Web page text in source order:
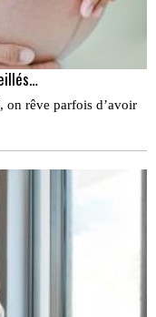
on rêve parfois d’avoir